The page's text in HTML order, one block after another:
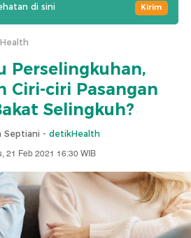
di sini Kirim
Perselingkuhan,
Ciri-ciri Pasangan
Selingkuh?
Septiani - detikHealth
21 Feb 2021 16:30 WIB